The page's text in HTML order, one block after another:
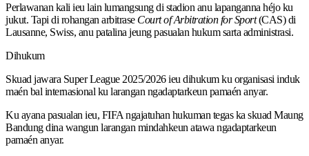
Perlawanan kali ieu lain lumangsung di stadion anu lapanganna héjo ku
jukut. Tapi di rohangan arbitrase Court of Arbitration for Sport(CAS) di
Lausanne, Swiss, anu patalina jeung pasualan hukum sarta administrasi.
Dihukum
Skuad jawara Super League 2025/2026 ieu dihukum ku organisasi induk
maén bal internasional ku larangan ngadaptarkeun pamaén anyar.
Ku ayana pasualan ieu, FIFA ngajatuhan hukuman tegas ka skuad Maung
Bandung dina wangun larangan mindahkeun atawa ngadaptarkeun
pamaén anyar.